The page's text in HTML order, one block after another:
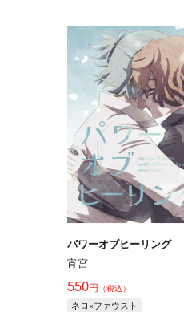
パワーオブヒーリング
宵宮
550円 （税込）
ネロ×ファウスト